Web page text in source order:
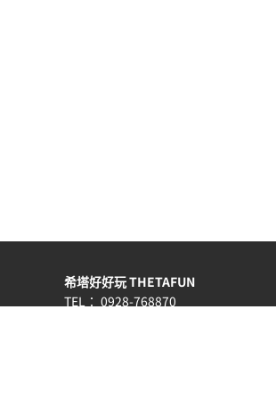
希塔好好玩 THETAFUN
TEL： 0928-768870